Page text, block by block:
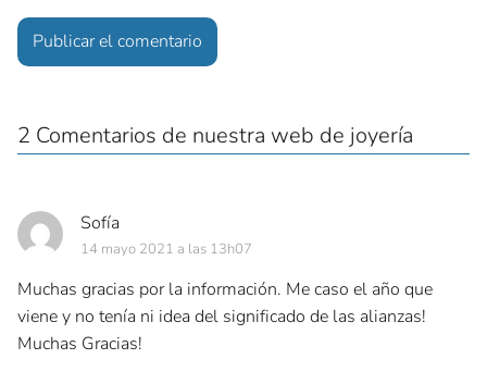
2 Comentarios de nuestra web de joyería
Sofía
14 mayo 2021 a las 13h07
Muchas gracias por la información. Me caso el año que
viene y no tenía ni idea del significado de las alianzas!
Muchas Gracias!